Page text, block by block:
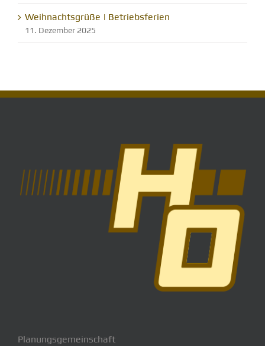
Weihnachtsgrüße | Betriebsferien
11. Dezember 2025
Planungsgemeinschaft